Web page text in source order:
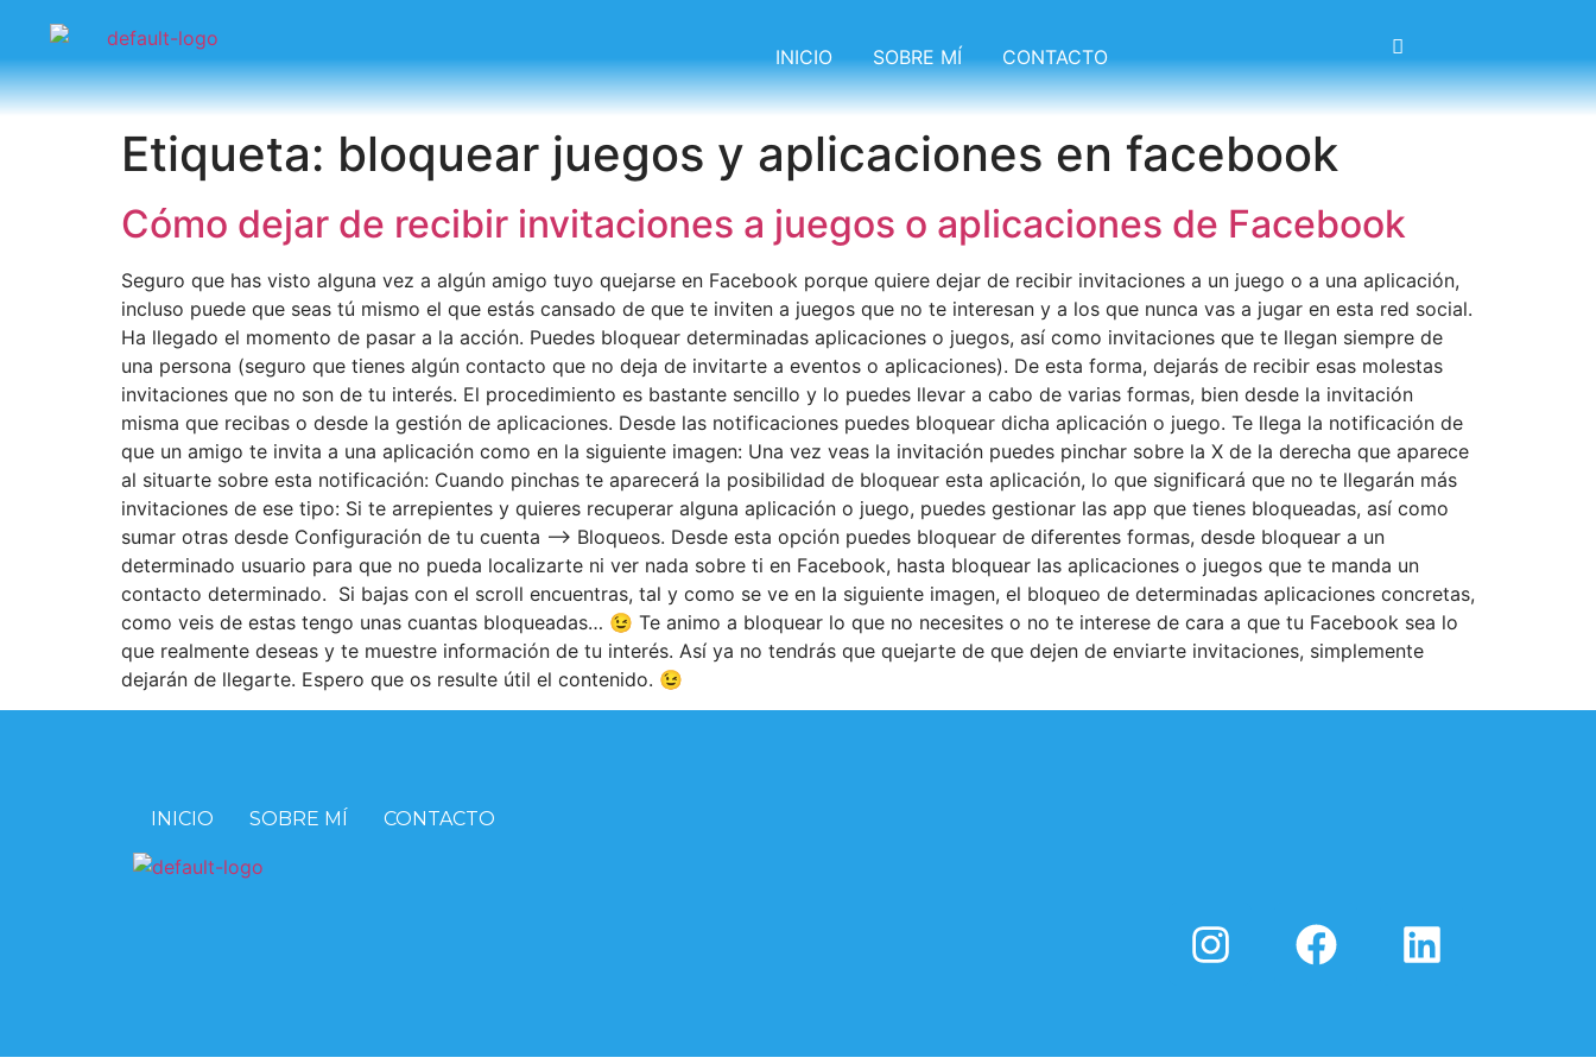
INICIO SOBRE MÍ CONTACTO
Etiqueta: bloquear juegos y aplicaciones en facebook
Cómo dejar de recibir invitaciones a juegos o aplicaciones de Facebook
Seguro que has visto alguna vez a algún amigo tuyo quejarse en Facebook porque quiere dejar de recibir invitaciones a un juego o a una aplicación,
incluso puede que seas tú mismo el que estás cansado de que te inviten a juegos que no te interesan y a los que nunca vas a jugar en esta red social.
Ha llegado el momento de pasar a la acción. Puedes bloquear determinadas aplicaciones o juegos, así como invitaciones que te llegan siempre de
una persona (seguro que tienes algún contacto que no deja de invitarte a eventos o aplicaciones). De esta forma, dejarás de recibir esas molestas
invitaciones que no son de tu interés. El procedimiento es bastante sencillo y lo puedes llevar a cabo de varias formas, bien desde la invitación
misma que recibas o desde la gestión de aplicaciones. Desde las notificaciones puedes bloquear dicha aplicación o juego. Te llega la notificación de
que un amigo te invita a una aplicación como en la siguiente imagen: Una vez veas la invitación puedes pinchar sobre la X de la derecha que aparece
al situarte sobre esta notificación: Cuando pinchas te aparecerá la posibilidad de bloquear esta aplicación, lo que significará que no te llegarán más
invitaciones de ese tipo: Si te arrepientes y quieres recuperar alguna aplicación o juego, puedes gestionar las app que tienes bloqueadas, así como
sumar otras desde Configuración de tu cuenta –> Bloqueos. Desde esta opción puedes bloquear de diferentes formas, desde bloquear a un
determinado usuario para que no pueda localizarte ni ver nada sobre ti en Facebook, hasta bloquear las aplicaciones o juegos que te manda un
contacto determinado. Si bajas con el scroll encuentras, tal y como se ve en la siguiente imagen, el bloqueo de determinadas aplicaciones concretas,
como veis de estas tengo unas cuantas bloqueadas… 😉 Te animo a bloquear lo que no necesites o no te interese de cara a que tu Facebook sea lo
que realmente deseas y te muestre información de tu interés. Así ya no tendrás que quejarte de que dejen de enviarte invitaciones, simplemente
dejarán de llegarte. Espero que os resulte útil el contenido. 😉
INICIO SOBRE MÍ CONTACTO